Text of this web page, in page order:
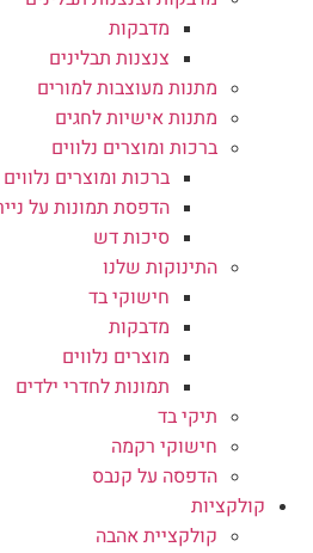
מדבקות
צנצנות תבלינים
מתנות מעוצבות למורים
מתנות אישיות לחגים
ברכות ומוצרים נלווים
ברכות ומוצרים נלווים
הדפסת תמונות על נייר
סיכות דש
התינוקות שלנו
חישוקי בד
מדבקות
מוצרים נלווים
תמונות לחדרי ילדים
תיקי בד
חישוקי רקמה
הדפסה על קנבס
קולקציות
קולקציית אהבה